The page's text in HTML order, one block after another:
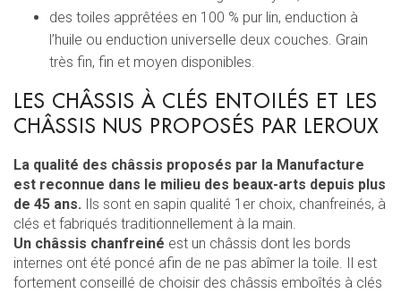
des toiles apprêtées en 100 % pur lin, enduction à
l’huile ou enduction universelle deux couches. Grain
très fin, fin et moyen disponibles.
LES CHÂSSIS À CLÉS ENTOILÉS ET LES
CHÂSSIS NUS PROPOSÉS PAR LEROUX
La qualité des châssis proposés par la Manufacture
est reconnue dans le milieu des beaux-arts depuis plus
de 45 ans. Ils sont en sapin qualité 1er choix, chanfreinés, à
clés et fabriqués traditionnellement à la main.
Un châssis chanfreiné est un châssis dont les bords
internes ont été poncé afin de ne pas abîmer la toile. Il est
fortement conseillé de choisir des châssis emboîtés à clés